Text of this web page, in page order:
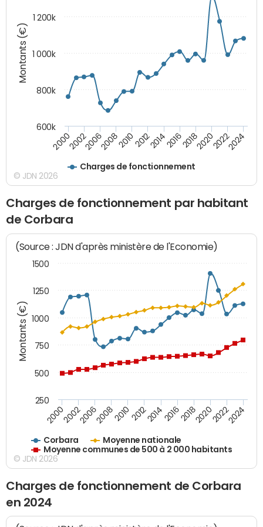
Montants (€)
Charges de fonctionnement
200020022006200820102012201420162018202020222024
600k
800k
1 000k
1 200k
© JDN 2026
Charges de fonctionnement par habitant
de Corbara
Montants (€)
(Source : JDN d'après ministère de l'Economie)
Corbara
Moyenne nationale
Moyenne communes de 500 à 2 000 habitants
200020022006200820102012201420162018202020222024
250
500
750
1000
1250
1500
© JDN 2026
Charges de fonctionnement de Corbara
en 2024